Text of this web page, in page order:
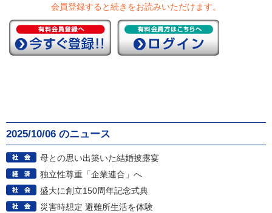
会員登録すると続きをお読みいただけます。
2025/10/06 のニュース
母との思い出築いた結婚披露宴
独立性尊重「企業連合」へ
盛大に創立150周年記念式典
災害時想定 避難所生活を体験